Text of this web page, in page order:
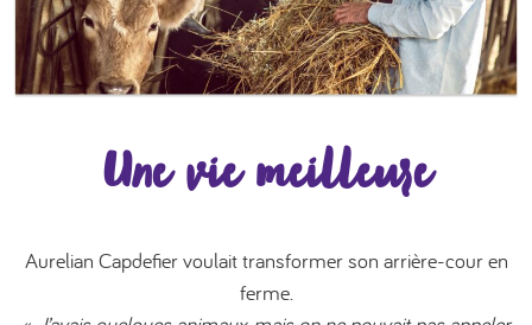
Une vie meilleure
Aurelian Capdefier voulait transformer son arrière-cour en
ferme.